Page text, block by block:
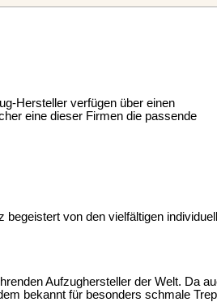
Hersteller verfügen über einen
eine dieser Firmen die passende
begeistert von den vielfältigen
Aufzughersteller der Welt. Da
bekannt für besonders schmale